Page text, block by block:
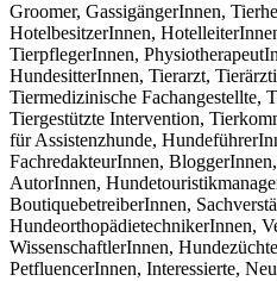
Groomer, GassigängerInnen,
HotelbesitzerInnen,
TierpflegerInnen,
HundesitterInnen, Tierarzt,
Tiermedizinische Fachangestellte,
Tiergestützte Intervention,
für Assistenzhunde,
FachredakteurInnen,
AutorInnen,
BoutiquebetreiberInnen,
HundeorthopädietechnikerInnen,
WissenschaftlerInnen,
PetfluencerInnen, Interessierte,